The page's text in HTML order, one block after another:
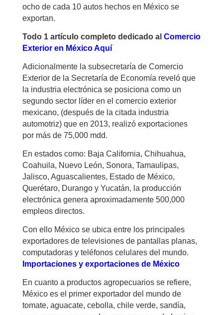
ocho de cada 10 autos hechos en México se
exportan.
Todo 1 artículo completo dedicado al Comercio
Exterior en México Aquí
Adicionalmente la subsecretaría de Comercio
Exterior de la Secretaría de Economía reveló que
la industria electrónica se posiciona como un
segundo sector líder en el comercio exterior
mexicano, (después de la citada industria
automotriz) que en 2013, realizó exportaciones
por más de 75,000 mdd.
En estados como: Baja California, Chihuahua,
Coahuila, Nuevo León, Sonora, Tamaulipas,
Jalisco, Aguascalientes, Estado de México,
Querétaro, Durango y Yucatán, la producción
electrónica genera aproximadamente 500,000
empleos directos.
Con ello México se ubica entre los principales
exportadores de televisiones de pantallas planas,
computadoras y teléfonos celulares del mundo.
Importaciones y exportaciones de México
En cuanto a productos agropecuarios se refiere,
México es el primer exportador del mundo de
tomate, aguacate, cebolla, chile verde, sandía,